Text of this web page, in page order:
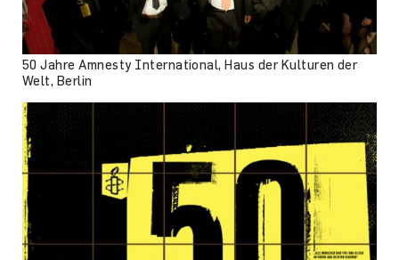
50 Jahre Amnesty International, Haus der Kulturen der
Welt, Berlin